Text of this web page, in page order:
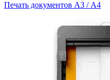
Печать документов А3 / А4